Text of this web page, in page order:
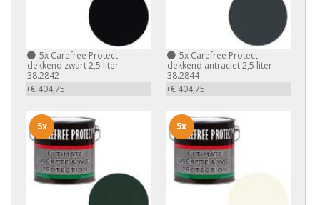
5x Carefree Protect
dekkend zwart 2,5 liter
38.2842
+€ 404,75
5xCarefree Protect
dekkend antraciet 2,5 liter
38.2844
+€ 404,75
5x 5x